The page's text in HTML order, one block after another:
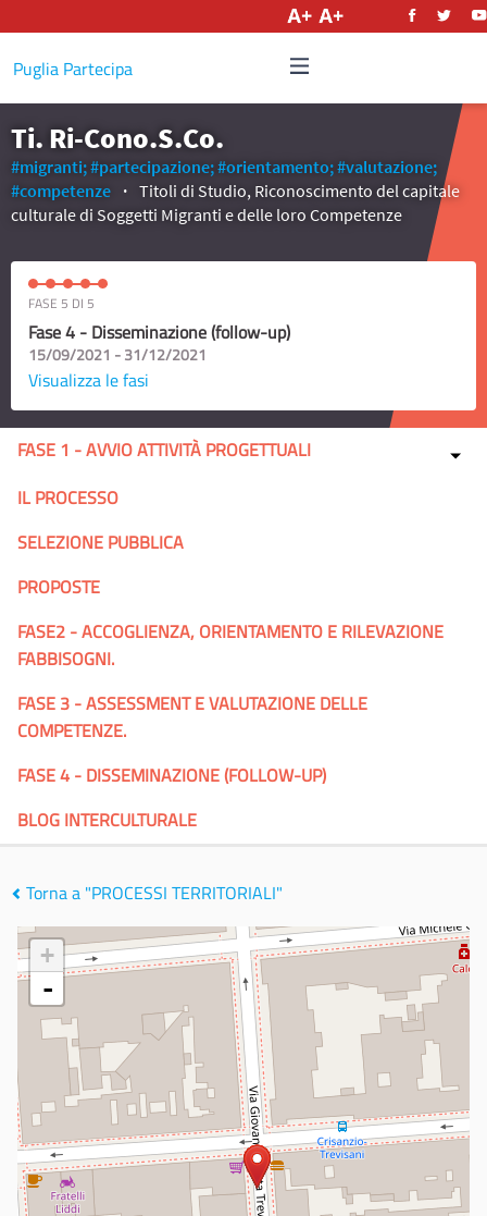
Puglia Partecipa
Ti. Ri-Cono.S.Co.
#migranti;#partecipazione;#orientamento;#valutazione;
#competenze
Titoli di Studio, Riconoscimento del capitale
culturale di Soggetti Migranti e delle loro Competenze
FASE 5 DI 5
Fase 4 - Disseminazione (follow-up)
15/09/2021 - 31/12/2021
Visualizza le fasi
FASE 1 - AVVIO ATTIVITÀ PROGETTUALI
IL PROCESSO
SELEZIONE PUBBLICA
PROPOSTE
FASE2 - ACCOGLIENZA, ORIENTAMENTO E RILEVAZIONE
FABBISOGNI.
FASE 3 - ASSESSMENT E VALUTAZIONE DELLE
COMPETENZE.
FASE 4 - DISSEMINAZIONE (FOLLOW-UP)
BLOG INTERCULTURALE
Torna a "PROCESSI TERRITORIALI"
+
-